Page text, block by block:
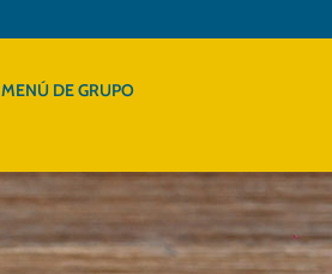
MENÚ DE GRUPO